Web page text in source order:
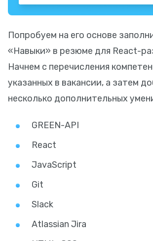
Попробуем на его основе
«Навыки» в резюме для React-
Начнем с перечисления
указанных в вакансии, а затем
несколько дополнительных
GREEN-API
React
JavaScript
Git
Slack
Atlassian Jira